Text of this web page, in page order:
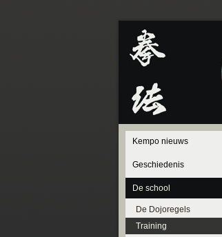
Kempo nieuws
Geschiedenis
De school
De Dojoregels
Training